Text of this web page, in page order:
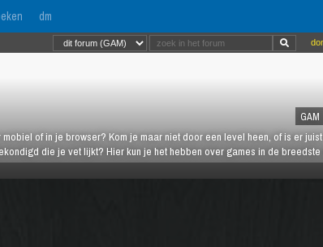
dm
GAM
of in je browser? Kom je maar niet door een level heen, of is er
die je vet lijkt? Hier kun je het hebben over games in de breedste